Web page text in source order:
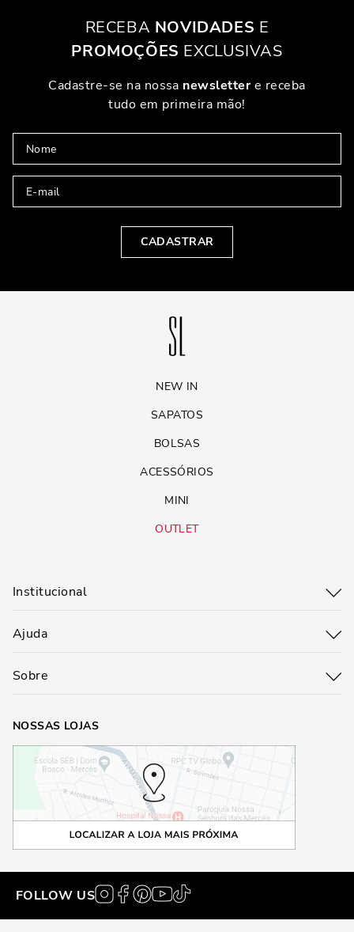
RECEBA NOVIDADES E
PROMOÇÕES EXCLUSIVAS
Cadastre-se na nossa newslettere receba
tudo em primeira mão!
CADASTRAR
NEW IN
SAPATOS
BOLSAS
ACESSÓRIOS
MINI
OUTLET
Institucional
Ajuda
Sobre
NOSSAS LOJAS
FOLLOW US